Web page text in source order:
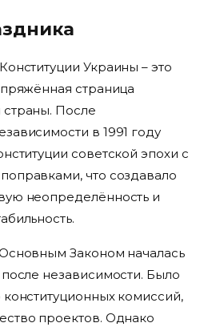
Украины – это
страница
После
в 1991 году
советской эпохи с
что создавало
неопределённость и
Законом началась
независимости. Было
комиссий,
проектов. Однако